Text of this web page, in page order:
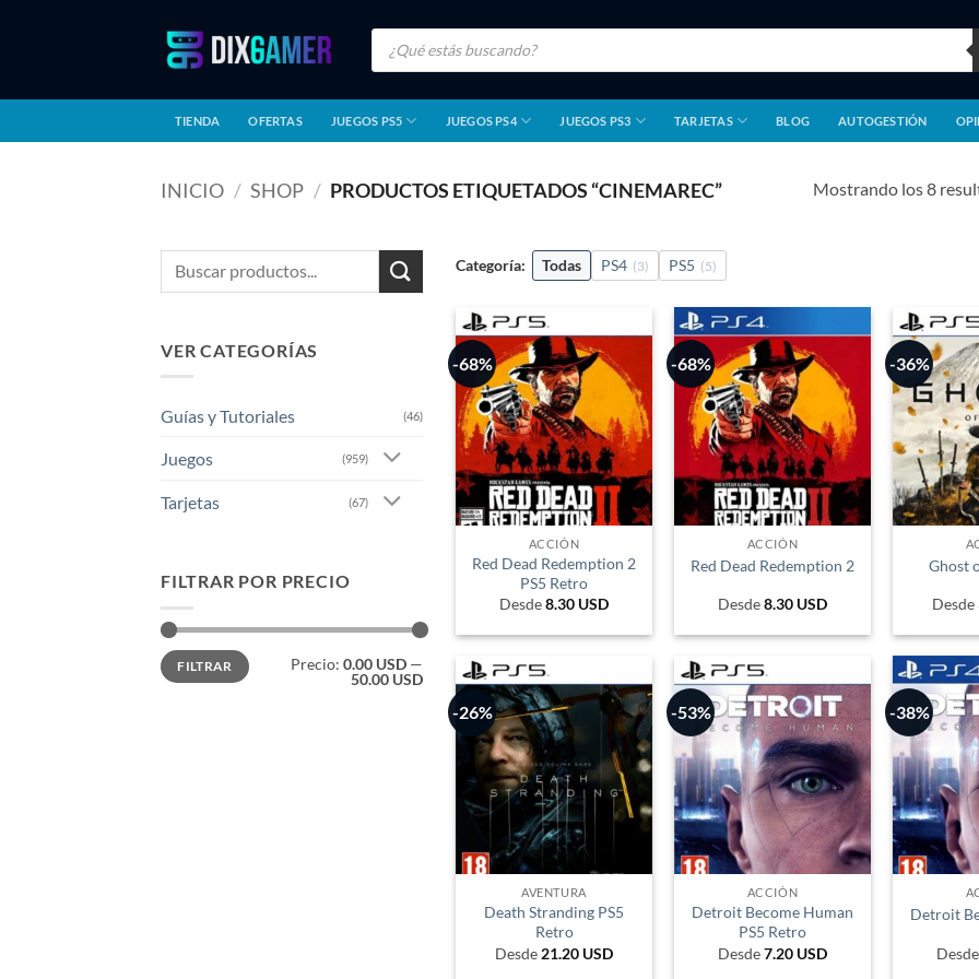
Búsqueda
productos
TIENDA OFERTAS JUEGOS PS5 JUEGOS PS4 JUEGOS PS3 TARJETAS BLOG AUTOGESTIÓN
INICIO / SHOP / PRODUCTOS ETIQUETADOS “CINEMAREC” Mostrando los 8
Buscar
por:
VER CATEGORÍAS
Guías y Tutoriales (46)
Juegos (959)
Tarjetas (67)
FILTRAR POR PRECIO
Precio
mínimo
Precio
máximo
FILTRAR Precio: 0.00 USD —
50.00 USD
Categoría: Todas PS4 (3) PS5 (5)
-68%
ACCIÓN
Red Dead Redemption 2
PS5 Retro
Desde8.30 USD
-68%
ACCIÓN
Red Dead Redemption 2
Desde8.30 USD
-36%
Ghost
Desde
-26%
AVENTURA
Death Stranding PS5
Retro
Desde 21.20 USD
-53%
ACCIÓN
Detroit Become Human
PS5 Retro
Desde7.20 USD
-38%
Detroit
Desde